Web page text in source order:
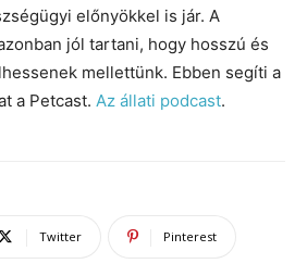
előnyökkel is jár. A
jól tartani, hogy hosszú és
mellettünk. Ebben segíti a
a Petcast. Az állati podcast.
Twitter Pinterest